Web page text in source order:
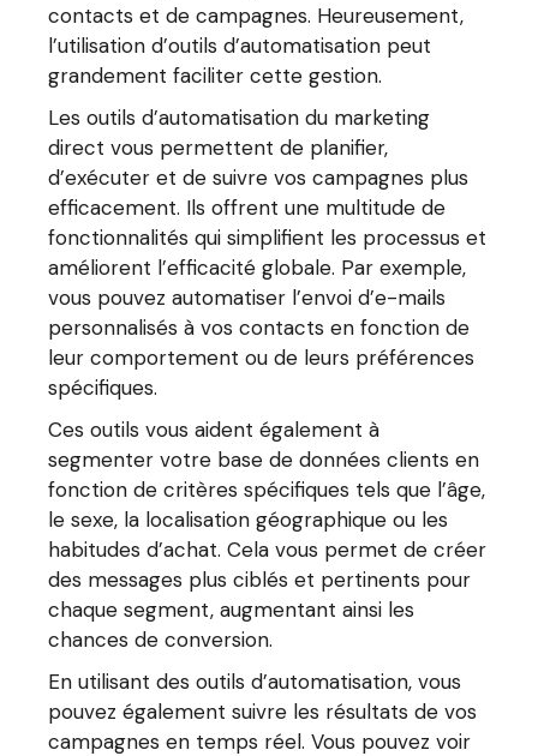
contacts et de campagnes. Heureusement,
l’utilisation d’outils d’automatisation peut
grandement faciliter cette gestion.
Les outils d’automatisation du marketing
direct vous permettent de planifier,
d’exécuter et de suivre vos campagnes plus
efficacement. Ils offrent une multitude de
fonctionnalités qui simplifient les processus et
améliorent l’efficacité globale. Par exemple,
vous pouvez automatiser l’envoi d’e-mails
personnalisés à vos contacts en fonction de
leur comportement ou de leurs préférences
spécifiques.
Ces outils vous aident également à
segmenter votre base de données clients en
fonction de critères spécifiques tels que l’âge,
le sexe, la localisation géographique ou les
habitudes d’achat. Cela vous permet de créer
des messages plus ciblés et pertinents pour
chaque segment, augmentant ainsi les
chances de conversion.
En utilisant des outils d’automatisation, vous
pouvez également suivre les résultats de vos
campagnes en temps réel. Vous pouvez voir